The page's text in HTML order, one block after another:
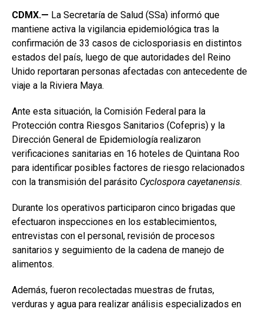
CDMX.— La Secretaría de Salud (SSa) informó que
mantiene activa la vigilancia epidemiológica tras la
confirmación de 33 casos de ciclosporiasis en distintos
estados del país, luego de que autoridades del Reino
Unido reportaran personas afectadas con antecedente de
viaje a la Riviera Maya.
Ante esta situación, la Comisión Federal para la
Protección contra Riesgos Sanitarios (Cofepris) y la
Dirección General de Epidemiología realizaron
verificaciones sanitarias en 16 hoteles de Quintana Roo
para identificar posibles factores de riesgo relacionados
con la transmisión del parásito Cyclospora cayetanensis.
Durante los operativos participaron cinco brigadas que
efectuaron inspecciones en los establecimientos,
entrevistas con el personal, revisión de procesos
sanitarios y seguimiento de la cadena de manejo de
alimentos.
Además, fueron recolectadas muestras de frutas,
verduras y agua para realizar análisis especializados en